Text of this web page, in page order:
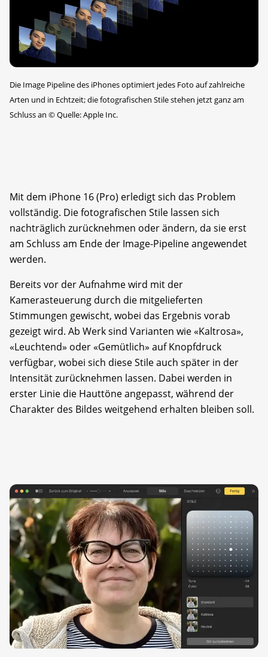
Die Image Pipeline des iPhones optimiert jedes Foto auf zahlreiche
Arten und in Echtzeit; die fotografischen Stile stehen jetzt ganz am
Schluss an ©Quelle: Apple Inc.
Mit dem iPhone 16 (Pro) erledigt sich das Problem
vollständig. Die fotografischen Stile lassen sich
nachträglich zurücknehmen oder ändern, da sie erst
am Schluss am Ende der Image-Pipeline angewendet
werden.
Bereits vor der Aufnahme wird mit der
Kamerasteuerung durch die mitgelieferten
Stimmungen gewischt, wobei das Ergebnis vorab
gezeigt wird. Ab Werk sind Varianten wie «Kaltrosa»,
«Leuchtend» oder «Gemütlich» auf Knopfdruck
verfügbar, wobei sich diese Stile auch später in der
Intensität zurücknehmen lassen. Dabei werden in
erster Linie die Hauttöne angepasst, während der
Charakter des Bildes weitgehend erhalten bleiben soll.